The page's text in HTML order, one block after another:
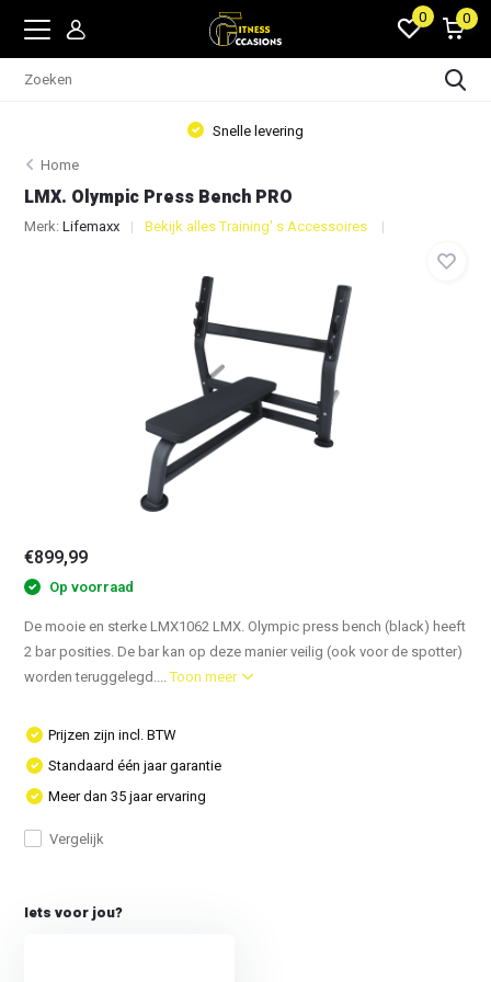
0 0
Snelle levering
Home
LMX. Olympic Press Bench PRO
Merk:Lifemaxx Bekijk alles Training' s Accessoires
€899,99
Op voorraad
De mooie en sterke LMX1062 LMX. Olympic press bench (black) heeft
2 bar posities. De bar kan op deze manier veilig (ook voor de spotter)
worden teruggelegd....Toon meer
Prijzen zijn incl. BTW
Standaard één jaar garantie
Meer dan 35 jaar ervaring
Vergelijk
Iets voor jou?